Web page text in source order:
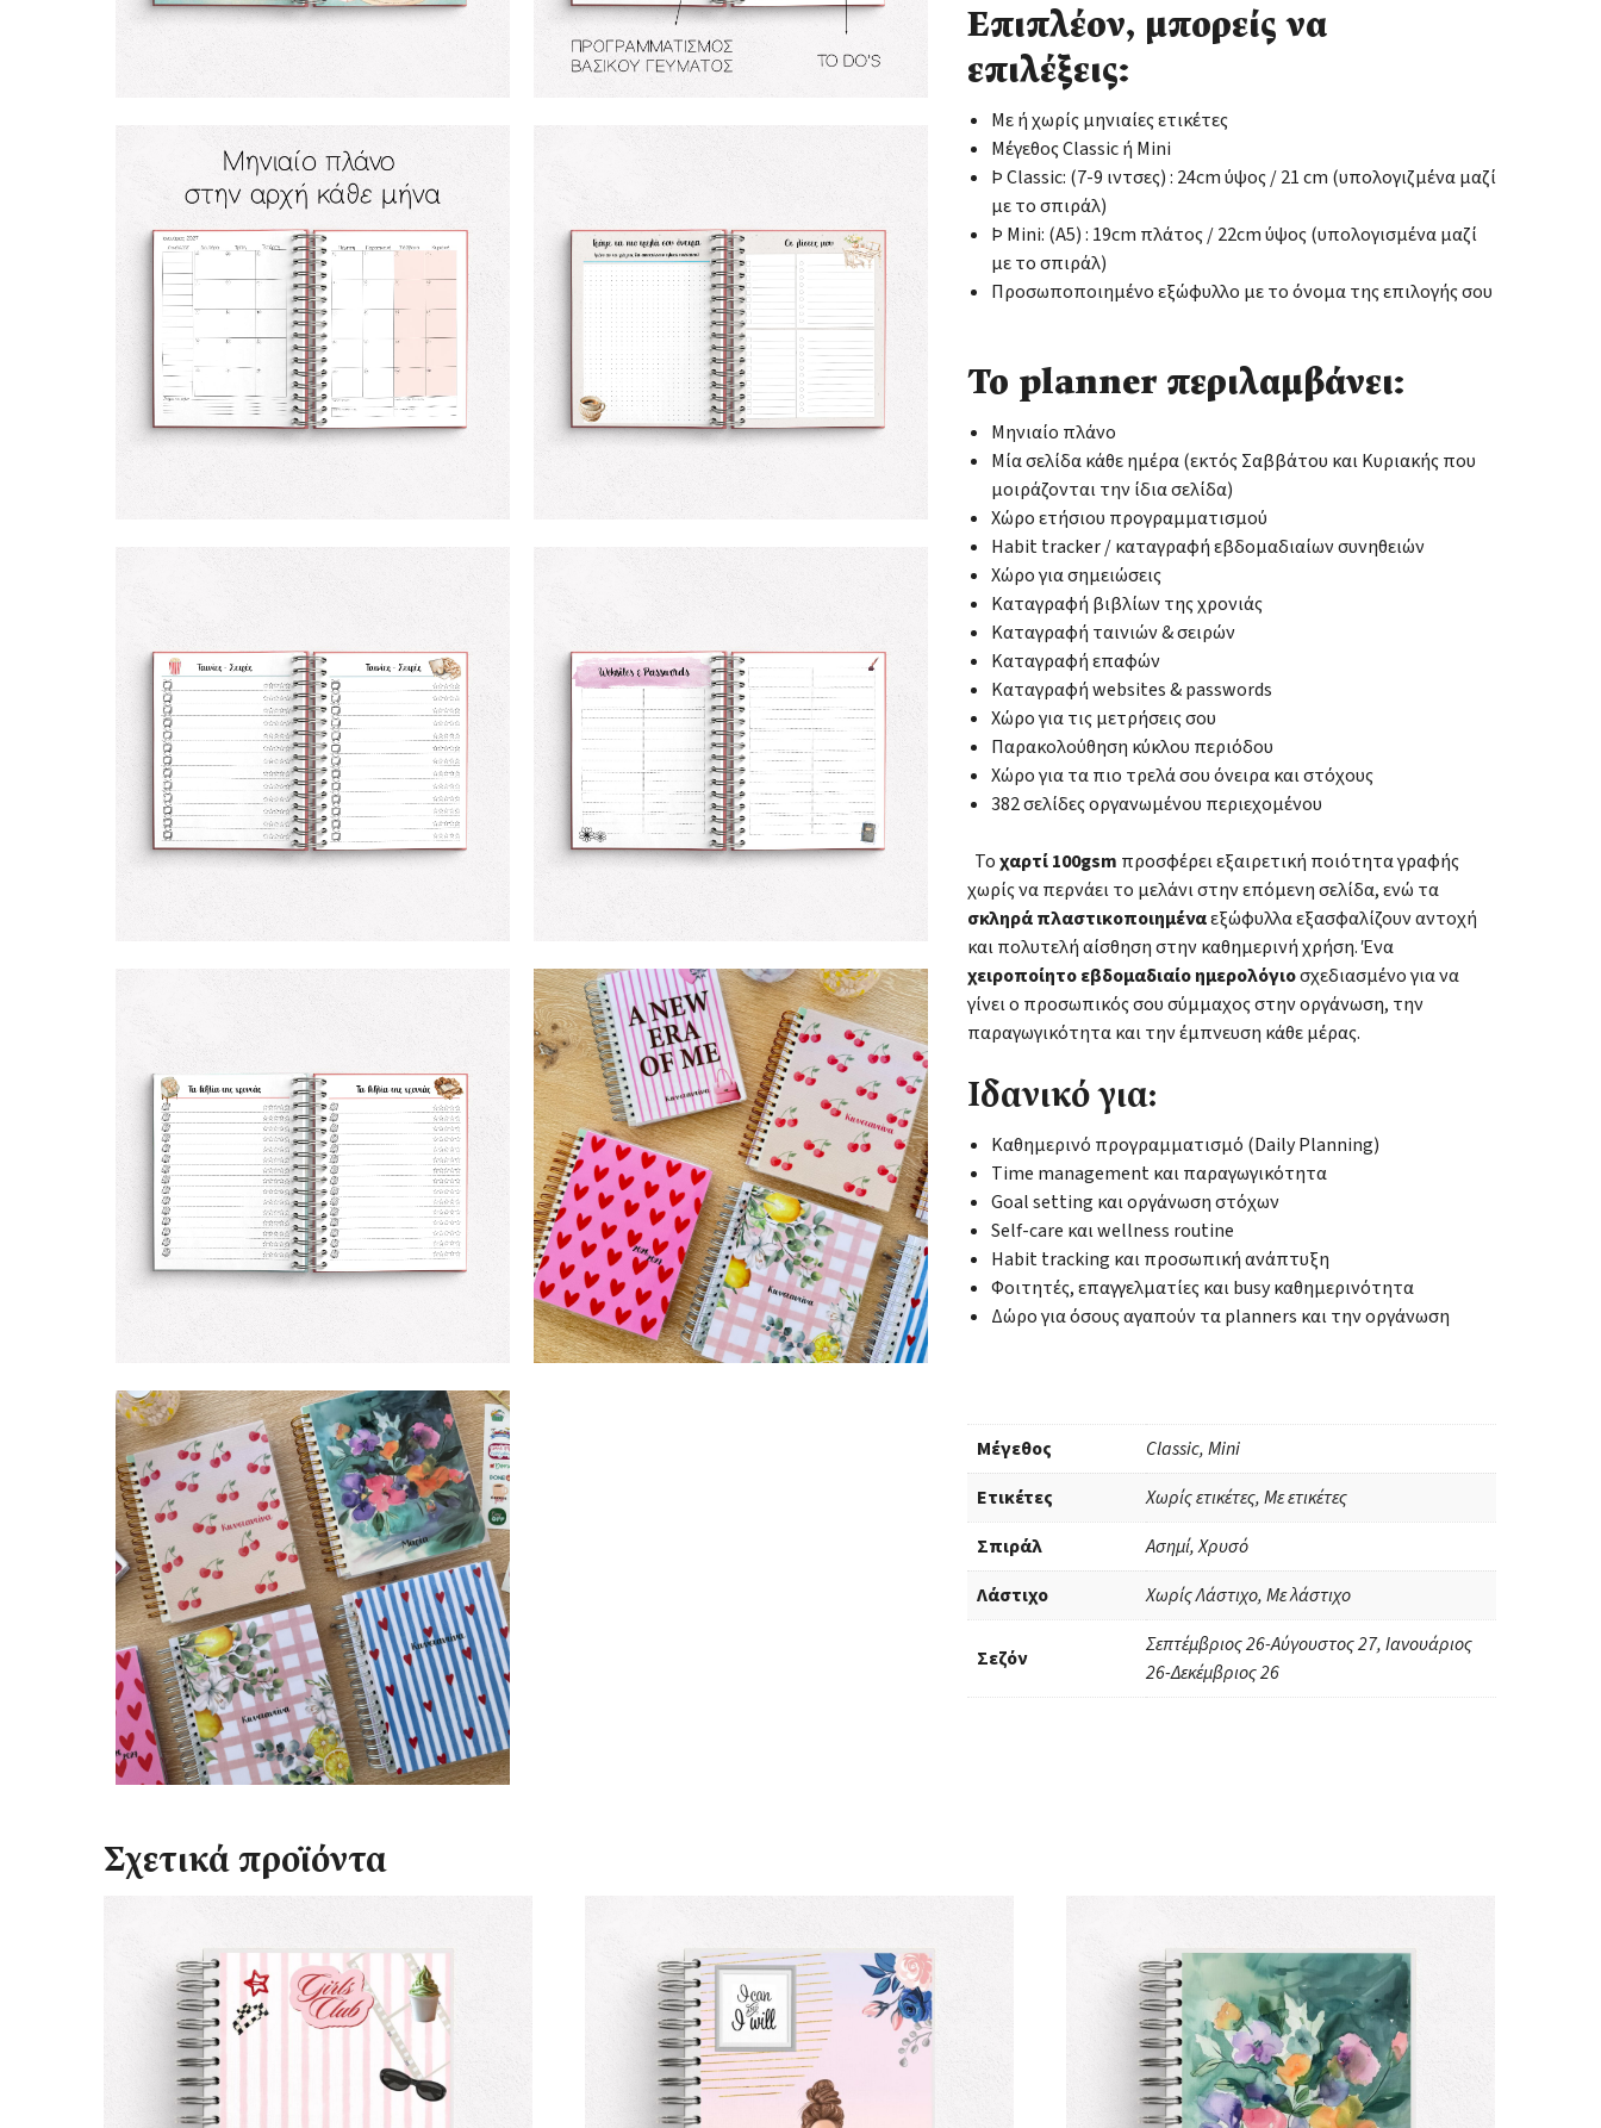
Επιπλέον, μπορείς να
επιλέξεις:
Με ή χωρίς μηνιαίες ετικέτες
Μέγεθος Classic ή Mini
Þ Classic: (7-9 ιντσες) : 24cm ύψος / 21 cm (υπολογιζμένα μαζί
με το σπιράλ)
Þ Mini: (Α5) : 19cm πλάτος / 22cm ύψος (υπολογισμένα μαζί
με το σπιράλ)
Προσωποποιημένο εξώφυλλο με το όνομα της επιλογής σου
Το planner περιλαμβάνει:
Μηνιαίο πλάνο
Μία σελίδα κάθε ημέρα (εκτός Σαββάτου και Κυριακής που
μοιράζονται την ίδια σελίδα)
Χώρο ετήσιου προγραμματισμού
Habit tracker / καταγραφή εβδομαδιαίων συνηθειών
Χώρο για σημειώσεις
Καταγραφή βιβλίων της χρονιάς
Καταγραφή ταινιών & σειρών
Καταγραφή επαφών
Καταγραφή websites & passwords
Χώρο για τις μετρήσεις σου
Παρακολούθηση κύκλου περιόδου
Χώρο για τα πιο τρελά σου όνειρα και στόχους
382 σελίδες οργανωμένου περιεχομένου
Τοχαρτί 100gsm προσφέρει εξαιρετική ποιότητα γραφής
χωρίς να περνάει το μελάνι στην επόμενη σελίδα, ενώ τα
σκληρά πλαστικοποιημέναεξώφυλλα εξασφαλίζουν αντοχή
και πολυτελή αίσθηση στην καθημερινή χρήση. Ένα
χειροποίητο εβδομαδιαίο ημερολόγιοσχεδιασμένο για να
γίνει ο προσωπικός σου σύμμαχος στην οργάνωση, την
παραγωγικότητα και την έμπνευση κάθε μέρας.
Ιδανικό για:
Καθημερινό προγραμματισμό (Daily Planning)
Time management και παραγωγικότητα
Goal setting και οργάνωση στόχων
Self-care και wellness routine
Habit tracking και προσωπική ανάπτυξη
Φοιτητές, επαγγελματίες και busy καθημερινότητα
Δώρο για όσους αγαπούν τα planners και την οργάνωση
Μέγεθος
Classic, Mini
Ετικέτες
Χωρίς ετικέτες, Με ετικέτες
Σπιράλ
Ασημί, Χρυσό
Λάστιχο
Χωρίς Λάστιχο, Με λάστιχο
Σεζόν
Σεπτέμβριος 26-Αύγουστος 27, Ιανουάριος
26-Δεκέμβριος 26
Σχετικά προϊόντα